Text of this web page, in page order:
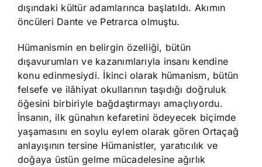
dışındaki kültür adamlarınca başlatıldı. Akımın
öncüleri Dante ve Petrarca olmuştu.
Hümanismin en belirgin özelliği, bütün
dışavurumları ve kazanımlarıyla insanı kendine
konu edinmesiydi. İkinci olarak hümanism, bütün
felsefe ve ilâhiyat okullarının taşıdığı doğruluk
öğesini birbiriyle bağdaştırmayı amaçlıyordu.
İnsanın, ilk günahın kefaretini ödeyecek biçimde
yaşamasını en soylu eylem olarak gören Ortaçağ
anlayışının tersine Hümanistler, yaratıcılık ve
doğaya üstün gelme mücadelesine ağırlık